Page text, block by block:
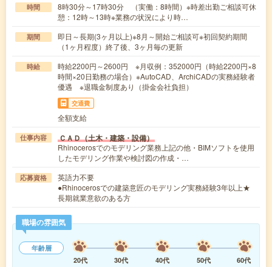
時間
8時30分～17時30分 （実働：8時間）※時差出勤ご相談可休
憩：12時～13時※業務の状況により時…
期間
即日～長期(3ヶ月以上)※8月～開始ご相談可※初回契約期間
（1ヶ月程度）終了後、3ヶ月毎の更新
時給
時給2200円～2600円 ※月収例：352000円（時給2200円×8
時間×20日勤務の場合）※AutoCAD、ArchiCADの実務経験者
優遇 ※退職金制度あり（掛金会社負担）
交通費
全額支給
仕事内容 ＣＡＤ（土木・建築・設備）
Rhinocerosでのモデリング業務上記の他・BIMソフトを使用
したモデリング作業や検討図の作成・…
応募資格
英語力不要
●Rhinocerosでの建築意匠のモデリング実務経験3年以上★
長期就業意欲のある方
職場の雰囲気
年齢層
20代
30代 40代 50代 60代